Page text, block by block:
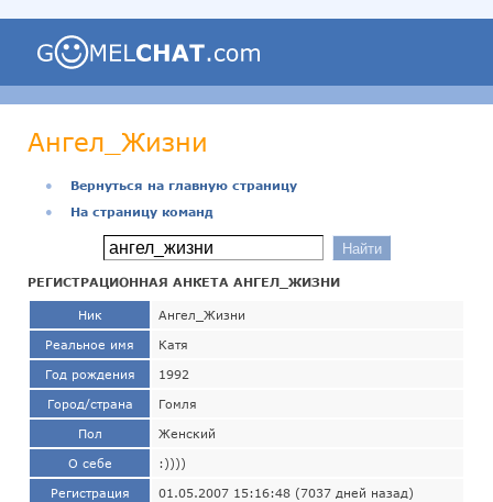
Ангел_Жизни
●
Вернуться на главную страницу
●
На страницу команд
РЕГИСТРАЦИОННАЯ АНКЕТА АНГЕЛ_ЖИЗНИ
Ник Ангел_Жизни
Реальное имя Катя
Год рождения 1992
Город/страна Гомля
Пол Женский
О себе :))))
Регистрация 01.05.2007 15:16:48 (7037 дней назад)